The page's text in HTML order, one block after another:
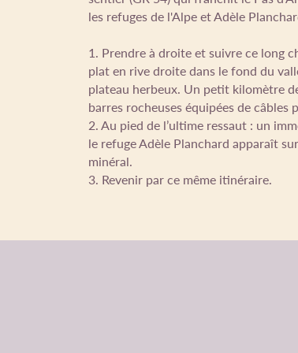
les refuges de l'Alpe et Adèle
1. Prendre à droite et suivre ce long
plat en rive droite dans le fond du
plateau herbeux. Un petit kilomètre
barres rocheuses équipées de câbles
2. Au pied de l’ultime ressaut : un
le refuge Adèle Planchard apparaît
minéral.
3. Revenir par ce même itinéraire.